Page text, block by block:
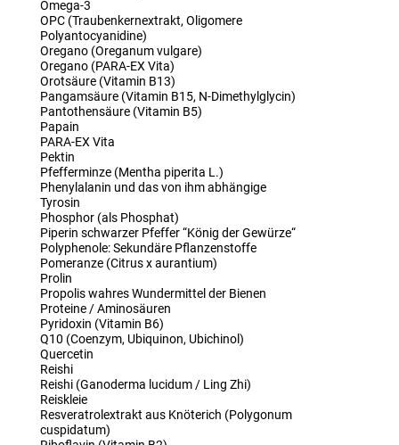
Omega-3
OPC (Traubenkernextrakt, Oligomere
Polyantocyanidine)
Oregano (Oreganum vulgare)
Oregano (PARA-EX Vita)
Orotsäure (Vitamin B13)
Pangamsäure (Vitamin B15, N-Dimethylglycin)
Pantothensäure (Vitamin B5)
Papain
PARA-EX Vita
Pektin
Pfefferminze (Mentha piperita L.)
Phenylalanin und das von ihm abhängige
Tyrosin
Phosphor (als Phosphat)
Piperin schwarzer Pfeffer “König der Gewürze“
Polyphenole: Sekundäre Pflanzenstoffe
Pomeranze (Citrus x aurantium)
Prolin
Propolis wahres Wundermittel der Bienen
Proteine / Aminosäuren
Pyridoxin (Vitamin B6)
Q10 (Coenzym, Ubiquinon, Ubichinol)
Quercetin
Reishi
Reishi (Ganoderma lucidum / Ling Zhi)
Reiskleie
Resveratrolextrakt aus Knöterich (Polygonum
cuspidatum)